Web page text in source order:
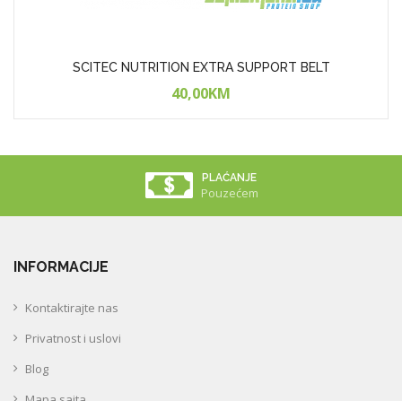
SCITEC NUTRITION EXTRA SUPPORT BELT
40,00KM
PLAĆANJE
Pouzećem
INFORMACIJE
Kontaktirajte nas
Privatnost i uslovi
Blog